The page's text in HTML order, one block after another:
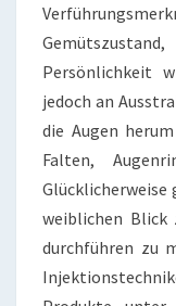
Persönlichkeit
jedoch an
die Augen
Falten,
Glücklicherweise
weiblichen Blick
durchführen zu